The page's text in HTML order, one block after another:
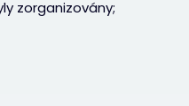
zorganizovány;